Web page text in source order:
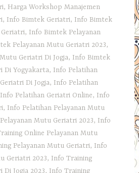
, Harga Workshop Manajemen
, Info Bimtek Geriatri, Info Bimtek
, Info Bimtek Pelayanan
Pelayanan Mutu Geriatri 2023,
Geriatri Di Jogja, Info Bimtek
Di Yogyakarta, Info Pelatihan
Di Jogja, Info Pelatihan
Info Pelatihan Geriatri Online, Info
, Info Pelatihan Pelayanan Mutu
Mutu Geriatri 2023, Info
Online Pelayanan Mutu
Pelayanan Mutu Geriatri, Info
Geriatri 2023, Info Training
Di Jogja 2023, Info Training